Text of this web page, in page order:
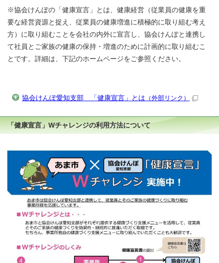
※協会けんぽの「健康宣言」とは、健康経営（従業員の健康を重
要な経営資源と捉え、従業員の健康増進に積極的に取り組む考え
方）に取り組むことを会社の内外に宣言し、協会けんぽと連携し
て社員とご家族の健康の保持・増進のために計画的に取り組むこ
とです。詳細は、下記のホームページをご参照ください。
協会けんぽ愛知支部 「健康宣言」とは （外部リンク）
「健康宣言」Wチャレンジの利用方法について